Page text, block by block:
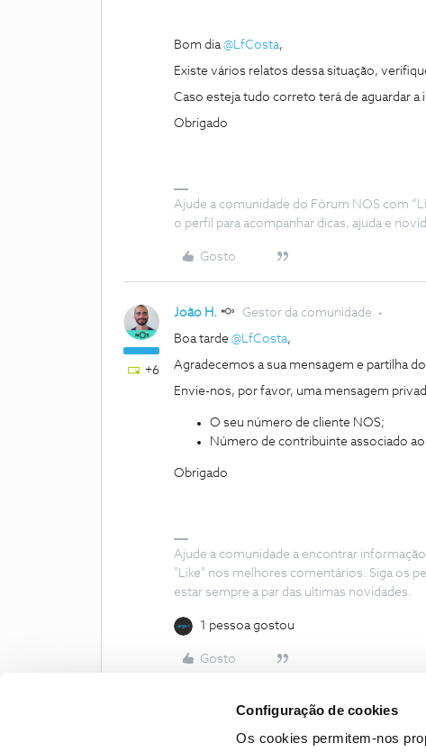
Configuração de cookies
Os cookies permitem-nos
Bom dia@LfCosta,
Existe vários relatos dessa situação,
Caso esteja tudo correto terá de aguardar
Obrigado
Ajude a comunidade do Fórum NOS com
o perfil para acompanhar dicas, ajuda e
Gosto
+6
João H. Gestor da comunidade
Boa tarde @LfCosta,
Agradecemos a sua mensagem e partilha do
Envie-nos, por favor, uma mensagem
O seu número de cliente NOS;
Número de contribuinte associado
Obrigado
Ajude a comunidade a encontrar
"Like" nos melhores comentários. Siga os
estar sempre a par das ultimas novidades.
1 pessoa gostou
Gosto